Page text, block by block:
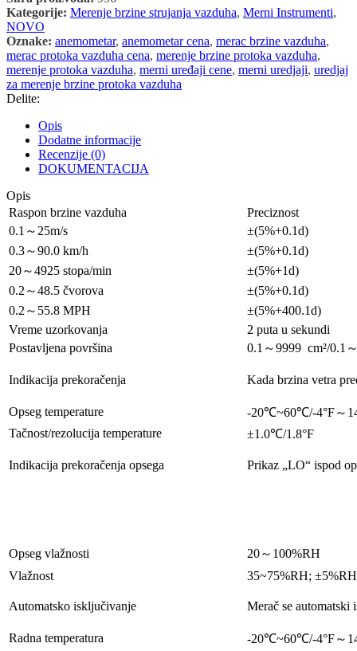
Kategorije: Merenje brzine strujanja vazduha, Merni Instrumenti,
NOVO
Oznake: anemometar, anemometar cena, merac brzine vazduha,
merac protoka vazduha cena, merenje brzine protoka vazduha,
merenje protoka vazduha, merni uređaji cene, merni uredjaji, uredjaj
za merenje brzine protoka vazduha
Delite:
Opis
Dodatne informacije
Recenzije (0)
DOKUMENTACIJA
Opis
Raspon brzine vazduha
Preciznost
0.1～25m/s
±(5%+0.1d)
0.3～90.0 km/h
±(5%+0.1d)
20～4925 stopa/min
±(5%+1d)
0.2～48.5 čvorova
±(5%+0.1d)
0.2～55.8 MPH
±(5%+400.1d)
Vreme uzorkovanja
2 puta u sekundi
Postavljena površina
0.1～9999 cm²/0.1
Indikacija prekoračenja Kada brzina vetra
Opseg temperature
-20℃~60℃/-4°F～
Tačnost/rezolucija temperature
±1.0℃/1.8°F
Indikacija prekoračenja opsega Prikaz „LO“ ispod
Opseg vlažnosti
20～100%RH
Vlažnost
35~75%RH;
Automatsko isključivanje Merač se
Radna temperatura
-20℃~60℃/-4°F～